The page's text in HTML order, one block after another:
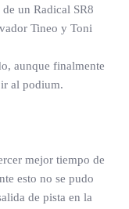
un Radical SR8
Tineo y Toni
aunque finalmente
al podium.
mejor tiempo de
esto no se pudo
de pista en la